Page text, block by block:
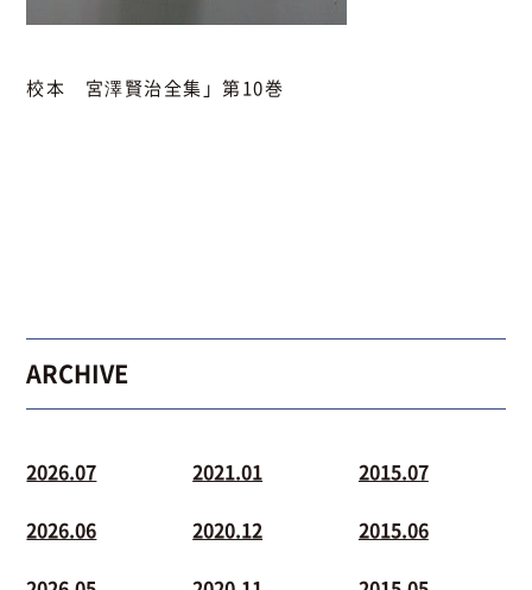
校本 宮澤賢治全集」第10巻
ARCHIVE
2026.07
2026.06
2021.01
2020.12
2015.07
2015.06